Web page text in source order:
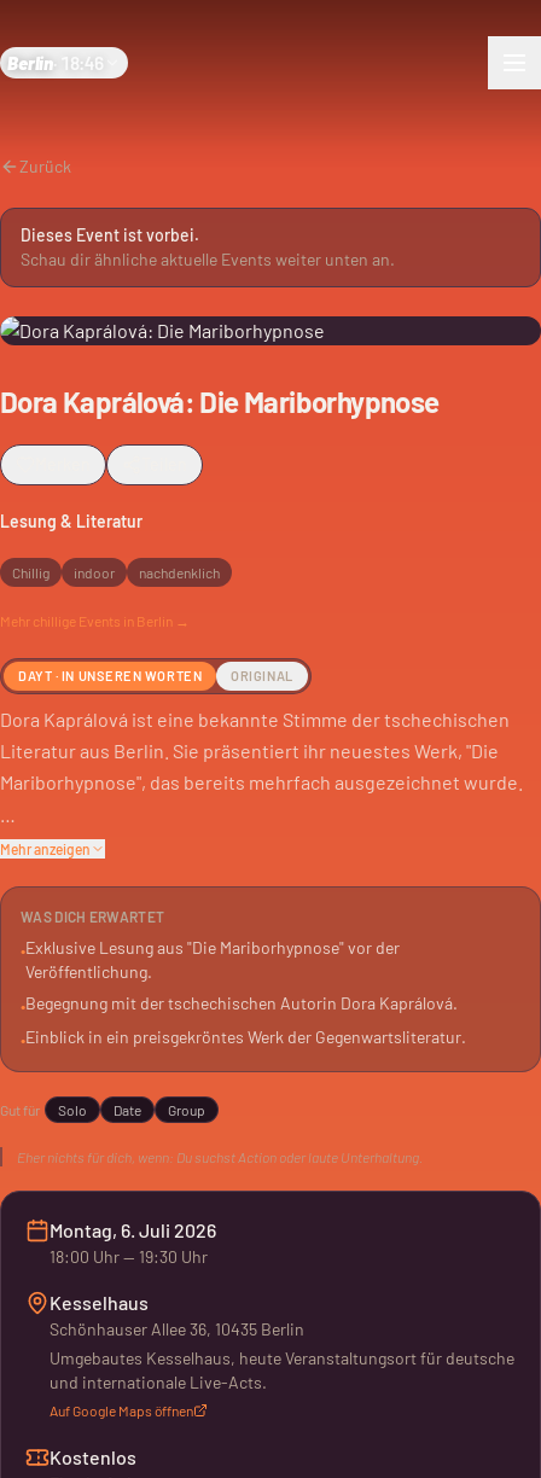
Berlin 18:46
Zurück
Dieses Event ist vorbei.
Schau dir ähnliche aktuelle Events weiter unten an.
Dora Kaprálová: Die Mariborhypnose
Lesung & Literatur
Chillig indoor nachdenklich
Mehr chillige Events in Berlin →
DAYT · IN UNSEREN WORTEN ORIGINAL
Dora Kaprálová ist eine bekannte Stimme der tschechischen
Literatur aus Berlin. Sie präsentiert ihr neuestes Werk, "Die
Mariborhypnose", das bereits mehrfach ausgezeichnet wurde.
Der Roman ist ein magisches Porträt einer europäischen
Diktatoren und Hypnotiseure, skurrile Einfälle und menschliche
Abgründe.
Die Lesung im Maschinenhaus ist eine exklusive Vorab-
Veröffentlichung. Der Roman erscheint erst im September auf
Deutsch. Die Autorin liest zusammen mit ihrer Übersetzerin
Natascha von Kopp. Die Veranstaltung ist kostenlos und findet
auf Deutsch mit tschechischen Passagen statt.
Mehr anzeigen
WAS DICH ERWARTET
•Exklusive Lesung aus "Die Mariborhypnose" vor der
Veröffentlichung.
•Begegnung mit der tschechischen Autorin Dora Kaprálová.
•Einblick in ein preisgekröntes Werk der Gegenwartsliteratur.
Gut für Solo Date Group
Eher nichts für dich, wenn: Du suchst Action oder laute Unterhaltung.
Montag, 6. Juli 2026
18:00 Uhr— 19:30 Uhr
Kesselhaus
Schönhauser Allee 36, 10435 Berlin
Umgebautes Kesselhaus, heute Veranstaltungsort für deutsche
und internationale Live-Acts.
Auf Google Maps öffnen
Kostenlos